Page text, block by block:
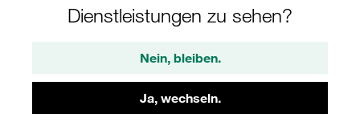
Dienstleistungen zu sehen?
Nein, bleiben.
Ja, wechseln.
Deckpl., AS-Schraube
SP-538-PP-DP-AS-M-W3
STAUFF Materialnr. 1110000852